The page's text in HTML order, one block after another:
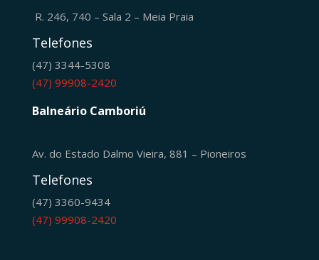
R. 246, 740 – Sala 2 – Meia Praia
Telefones
(47) 3344-5308
(47) 99908-2420
Balneário Camboriú
Av. do Estado Dalmo Vieira, 881 – Pioneiros
Telefones
(47) 3360-9434
(47) 99908-2420